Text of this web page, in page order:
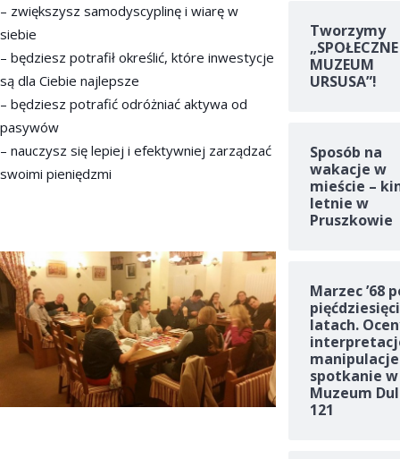
– zwiększysz samodyscyplinę i wiarę w
siebie
– będziesz potrafił określić, które inwestycje
są dla Ciebie najlepsze
– będziesz potrafić odróżniać aktywa od
pasywów
– nauczysz się lepiej i efektywniej zarządzać
swoimi pieniędzmi
Tworzymy
„SPOŁECZNE
MUZEUM
URSUSA”!
Sposób na
wakacje w
mieście –
letnie w
Pruszkowie
Marzec ’68
latach.
spotkanie w
Muzeum
121